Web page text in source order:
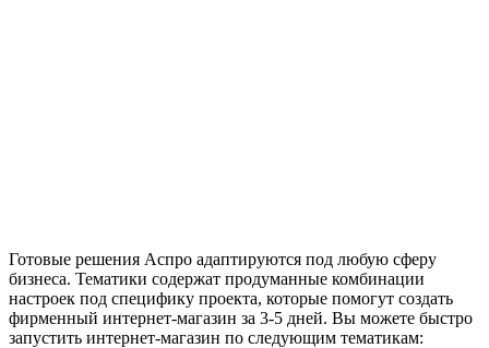
Готовые решения Аспро адаптируются под любую сферу
бизнеса. Тематики содержат продуманные комбинации
настроек под специфику проекта, которые помогут создать
фирменный интернет-магазин за 3-5 дней. Вы можете быстро
запустить интернет-магазин по следующим тематикам: